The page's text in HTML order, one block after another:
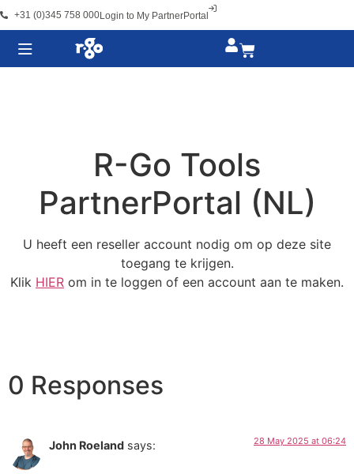
+31 (0)345 758 000Login to My PartnerPortal
R-Go Tools
PartnerPortal (NL)
U heeft een reseller account nodig om op deze site
toegang te krijgen.
Klik HIER om in te loggen of een account aan te maken.
0 Responses
John Roeland says: 28 May 2025 at 06:24